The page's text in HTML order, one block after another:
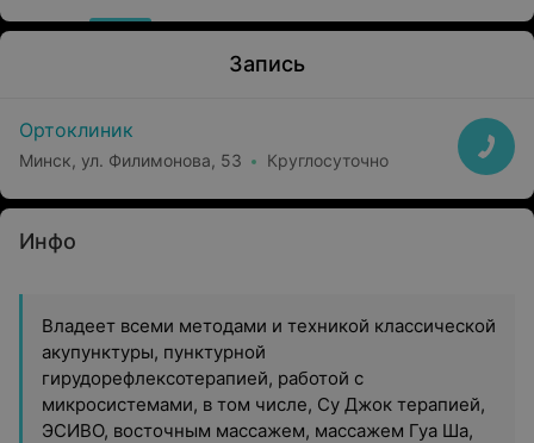
Запись
Ортоклиник
Минск, ул. Филимонова, 53 Круглосуточно
Инфо
Владеет всеми методами и техникой классической
акупунктуры, пунктурной
гирудорефлексотерапией, работой с
микросистемами, в том числе, Су Джок терапией,
ЭСИВО, восточным массажем, массажем Гуа Ша,